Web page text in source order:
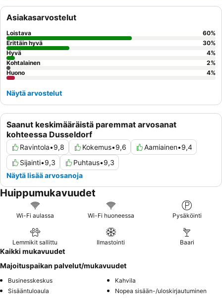
henkilökuntaa
sujuvan ja miellyttävän oleskelun. Hiljaisempaa kokemusta
kaipaaville vieraille suositellaan puutarhaan päin olevia huoneita.
Saanut keskimääräistä paremmat arvosanat
kohteessa Dusseldorf
Ravintola•9,8 Kokemus•9,6 Aamiainen•9,4
Sijainti•9,3 Puhtaus•9,3
Näytä lisää arvosanoja
Asiakasarvostelut
Loistava 60%
Erittäin hyvä
30%
Hyvä
4%
Kohtalainen
2%
Huono
4%
Näytä arvostelut
Huippumukavuudet
Wi-Fi aulassa Wi-Fi huoneessa Pysäköinti
Lemmikit sallittu Ilmastointi Baari
Kaikki mukavuudet
Majoituspaikan palvelut/mukavuudet
Businesskeskus
Kahvila
Sisääntuloaula
Nopea sisään-/uloskirjautuminen